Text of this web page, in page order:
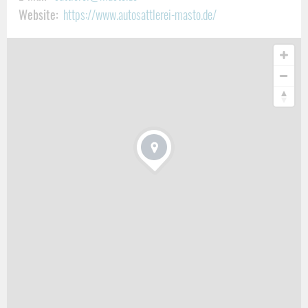
Unser Leistungsangebot
Anfertigung von Teppichen im Fußraum
Restauration des Dachhimmels
Website: https://www.autosattlerei-masto.de/